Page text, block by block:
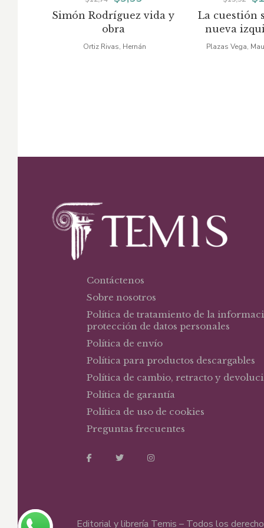
Simón Rodríguez vida y
obra
precio
original
precio
actual
Ortiz Rivas, Hernán
La cuestión
nueva
América
Plazas Vega,
Contáctenos
Sobre nosotros
Política de tratamiento de la
protección de datos personales
Política de envío
Política para productos descargables
Política de cambio, retracto y
Política de garantía
Política de uso de cookies
Preguntas frecuentes
Editorial y librería Temis – Todos los